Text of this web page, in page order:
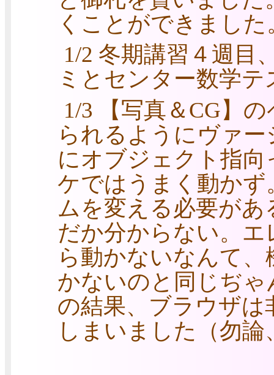
くことができました
1/2 冬期講習４週目
ミとセンター数学
1/3 【写真＆CG】
られるようにヴァ
にオブジェクト指
ケではうまく動か
ムを変える必要が
だか分からない。
ら動かないなんて
かないのと同じぢ
の結果、ブラウザ
しまいました（勿